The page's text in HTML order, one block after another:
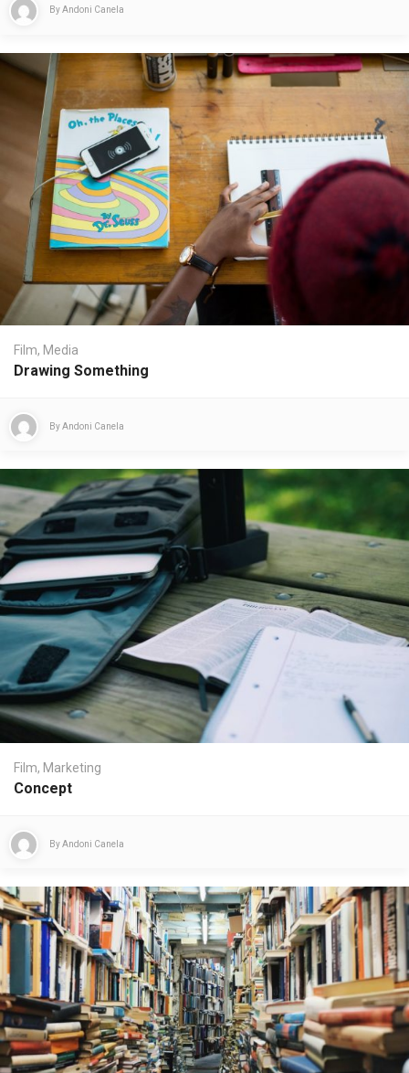
ByAndoni Canela
Film, Media
Drawing Something
ByAndoni Canela
Film, Marketing
Concept
ByAndoni Canela